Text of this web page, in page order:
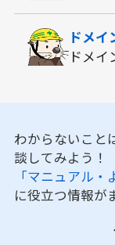
ドメイ
ドメイ
わからないこと
談してみよう！
「マニュアル・
に役立つ情報が